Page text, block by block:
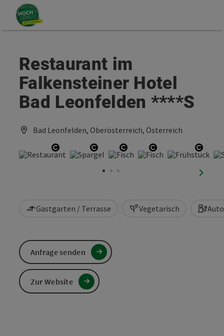
Zum Inhalt
Zum Seitenanfang
Restaurant im
Falkensteiner Hotel
Bad Leonfelden ****S
Bad Leonfelden, Oberösterreich, Österreich
Copyright öffnenCopyright öffnen
Copyright öffnen
Copyright öffnen
Gastgarten / Terrasse Vegetarisch
Anfrage senden
Zur Website